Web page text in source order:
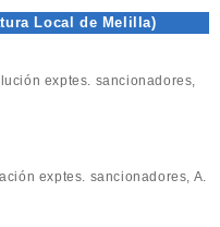
Local de Melilla)
exptes. sancionadores,
exptes. sancionadores, A.